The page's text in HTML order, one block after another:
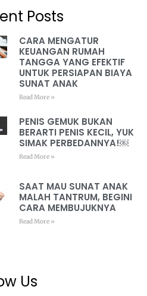
Posts
CARA MENGATUR
KEUANGAN RUMAH
TANGGA YANG EFEKTIF
UNTUK PERSIAPAN BIAYA
SUNAT ANAK
Read More »
PENIS GEMUK BUKAN
BERARTI PENIS KECIL, YUK
SIMAK PERBEDANNYA!￼
Read More »
SAAT MAU SUNAT ANAK
MALAH TANTRUM, BEGINI
CARA MEMBUJUKNYA
Read More »
Us